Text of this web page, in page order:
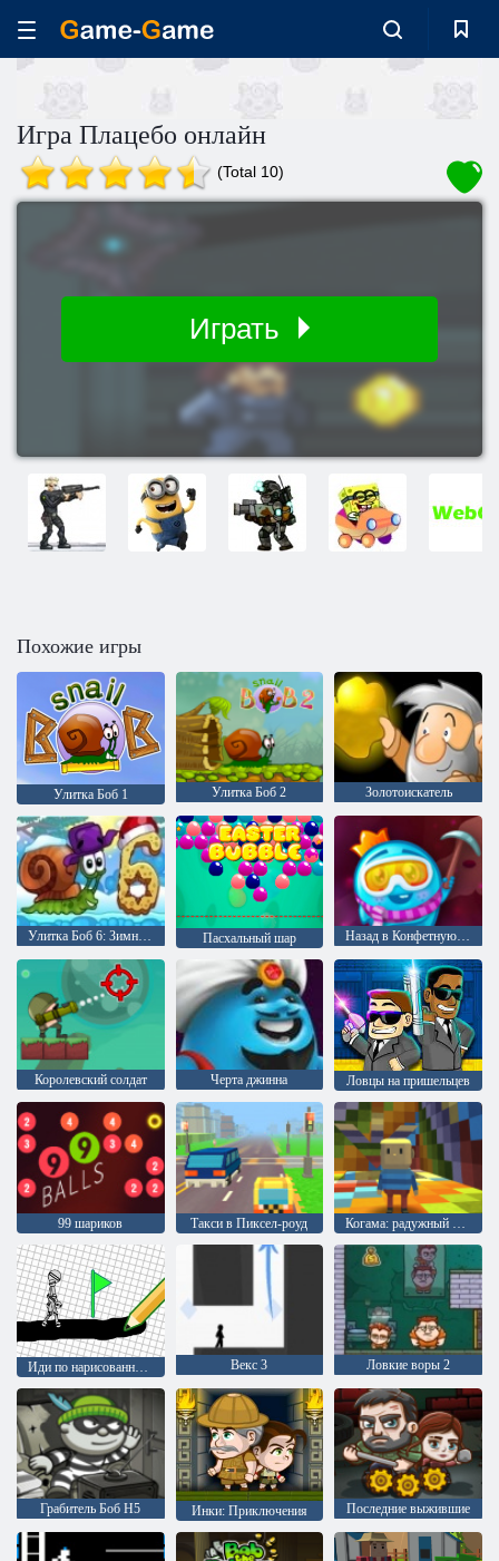
Игра Плацебо онлайн
(Total 10)
Играть
Похожие игры
Улитка Боб 1 Улитка Боб 2 Золотоискатель
Улитка Боб 6: Зимняя сказка Пасхальный шар Назад в Конфетную страну 5: Шоколадная гора
Королевский солдат Черта джинна Ловцы на пришельцев
99 шариков Такси в Пиксел-роуд Когама: радужный паркур
Векс 3 Ловкие воры 2
Грабитель Боб H5 Инки: Приключения Последние выжившие